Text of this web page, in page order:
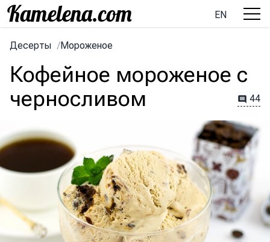
EN
Десерты /Мороженое
Кофейное мороженое с
черносливом
44